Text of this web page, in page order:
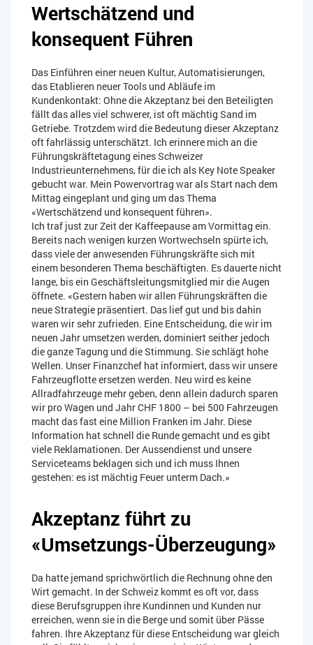
Wertschätzend und
konsequent Führen
Das Einführen einer neuen Kultur, Automatisierungen,
das Etablieren neuer Tools und Abläufe im
Kundenkontakt: Ohne die Akzeptanz bei den Beteiligten
fällt das alles viel schwerer, ist oft mächtig Sand im
Getriebe. Trotzdem wird die Bedeutung dieser Akzeptanz
oft fahrlässig unterschätzt. Ich erinnere mich an die
Führungskräftetagung eines Schweizer
Industrieunternehmens, für die ich als Key Note Speaker
gebucht war. Mein Powervortrag war als Start nach dem
Mittag eingeplant und ging um das Thema
«Wertschätzend und konsequent führen».
Ich traf just zur Zeit der Kaffeepause am Vormittag ein.
Bereits nach wenigen kurzen Wortwechseln spürte ich,
dass viele der anwesenden Führungskräfte sich mit
einem besonderen Thema beschäftigten. Es dauerte nicht
lange, bis ein Geschäftsleitungsmitglied mir die Augen
öffnete. «Gestern haben wir allen Führungskräften die
neue Strategie präsentiert. Das lief gut und bis dahin
waren wir sehr zufrieden. Eine Entscheidung, die wir im
neuen Jahr umsetzen werden, dominiert seither jedoch
die ganze Tagung und die Stimmung. Sie schlägt hohe
Wellen. Unser Finanzchef hat informiert, dass wir unsere
Fahrzeugflotte ersetzen werden. Neu wird es keine
Allradfahrzeuge mehr geben, denn allein dadurch sparen
wir pro Wagen und Jahr CHF 1800 – bei 500 Fahrzeugen
macht das fast eine Million Franken im Jahr. Diese
Information hat schnell die Runde gemacht und es gibt
viele Reklamationen. Der Aussendienst und unsere
Serviceteams beklagen sich und ich muss Ihnen
gestehen: es ist mächtig Feuer unterm Dach.»
Akzeptanz führt zu
«Umsetzungs-Überzeugung»
Da hatte jemand sprichwörtlich die Rechnung ohne den
Wirt gemacht. In der Schweiz kommt es oft vor, dass
diese Berufsgruppen ihre Kundinnen und Kunden nur
erreichen, wenn sie in die Berge und somit über Pässe
fahren. Ihre Akzeptanz für diese Entscheidung war gleich